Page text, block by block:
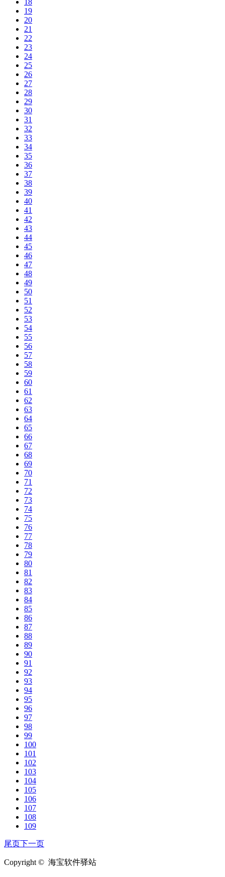
18
19
20
21
22
23
24
25
26
27
28
29
30
31
32
33
34
35
36
37
38
39
40
41
42
43
44
45
46
47
48
49
50
51
52
53
54
55
56
57
58
59
60
61
62
63
64
65
66
67
68
69
70
71
72
73
74
75
76
77
78
79
80
81
82
83
84
85
86
87
88
89
90
91
92
93
94
95
96
97
98
99
100
101
102
103
104
105
106
107
108
109
尾页下一页
Copyright © 海宝软件驿站